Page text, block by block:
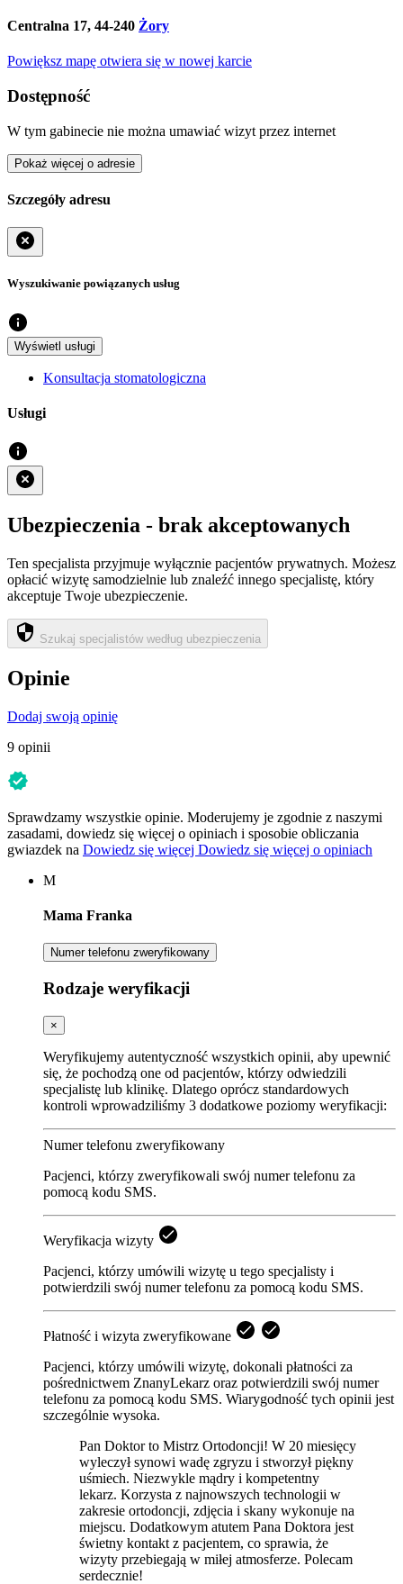
Centralna 17, 44-240 Żory
Powiększ mapę otwiera się w nowej karcie
Dostępność
W tym gabinecie nie można umawiać wizyt przez internet
Pokaż więcej o adresie
Szczegóły adresu
Wyszukiwanie powiązanych usług
Wyświetl usługi
Konsultacja stomatologiczna
Usługi
Ubezpieczenia - brak akceptowanych
Ten specjalista przyjmuje wyłącznie pacjentów prywatnych. Możesz
opłacić wizytę samodzielnie lub znaleźć innego specjalistę, który
akceptuje Twoje ubezpieczenie.
Szukaj specjalistów według ubezpieczenia
Opinie
Dodaj swoją opinię
9 opinii
Sprawdzamy wszystkie opinie. Moderujemy je zgodnie z naszymi
zasadami, dowiedz się więcej o opiniach i sposobie obliczania
gwiazdek na Dowiedz się więcej Dowiedz się więcej o opiniach
M
Mama Franka
Numer telefonu zweryfikowany
Rodzaje weryfikacji
×
Weryfikujemy autentyczność wszystkich opinii, aby upewnić
się, że pochodzą one od pacjentów, którzy odwiedzili
specjalistę lub klinikę. Dlatego oprócz standardowych
kontroli wprowadziliśmy 3 dodatkowe poziomy weryfikacji:
Numer telefonu zweryfikowany
Pacjenci, którzy zweryfikowali swój numer telefonu za
pomocą kodu SMS.
Weryfikacja wizyty
Pacjenci, którzy umówili wizytę u tego specjalisty i
potwierdzili swój numer telefonu za pomocą kodu SMS.
Płatność i wizyta zweryfikowane
Pacjenci, którzy umówili wizytę, dokonali płatności za
pośrednictwem ZnanyLekarz oraz potwierdzili swój numer
telefonu za pomocą kodu SMS. Wiarygodność tych opinii jest
szczególnie wysoka.
Pan Doktor to Mistrz Ortodoncji! W 20 miesięcy
wyleczył synowi wadę zgryzu i stworzył piękny
uśmiech. Niezwykle mądry i kompetentny
lekarz. Korzysta z najnowszych technologii w
zakresie ortodoncji, zdjęcia i skany wykonuje na
miejscu. Dodatkowym atutem Pana Doktora jest
świetny kontakt z pacjentem, co sprawia, że
wizyty przebiegają w miłej atmosferze. Polecam
serdecznie!